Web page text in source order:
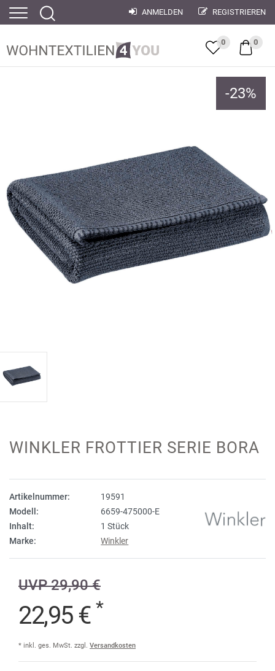
ANMELDEN REGISTRIEREN
0 0
-23%
WINKLER FROTTIER SERIE BORA
Artikelnummer:
19591
Modell:
6659-475000-E
Inhalt:
1 Stück
Marke:
Winkler
UVP 29,90 €
22,95 € *
* inkl. ges. MwSt. zzgl. Versandkosten